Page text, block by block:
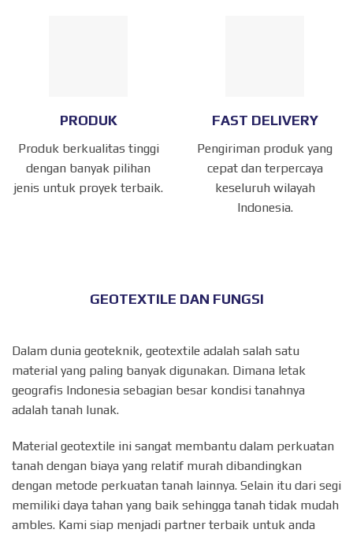
PRODUK
Produk berkualitas tinggi
dengan banyak pilihan
jenis untuk proyek terbaik.
FAST DELIVERY
Pengiriman produk yang
cepat dan terpercaya
keseluruh wilayah
Indonesia.
GEOTEXTILE DAN FUNGSI
Dalam dunia geoteknik, geotextile adalah salah satu
material yang paling banyak digunakan. Dimana letak
geografis Indonesia sebagian besar kondisi tanahnya
adalah tanah lunak.
Material geotextile ini sangat membantu dalam perkuatan
tanah dengan biaya yang relatif murah dibandingkan
dengan metode perkuatan tanah lainnya. Selain itu dari segi
memiliki daya tahan yang baik sehingga tanah tidak mudah
ambles. Kami siap menjadi partner terbaik untuk anda